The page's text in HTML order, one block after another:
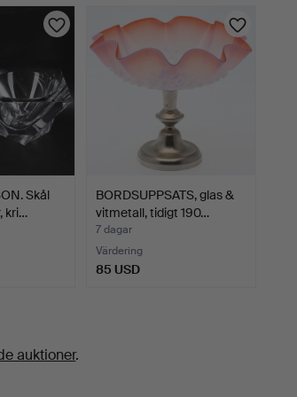
Skål
kri…
BORDSUPPSATS, glas &
vitmetall, tidigt 190…
7 dagar
Värdering
85 USD
auktioner.